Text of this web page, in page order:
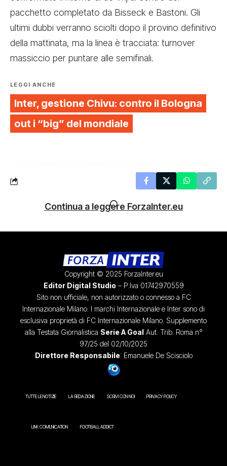
pacchetto completato da Bisseck e Bastoni. Gli
ultimi dubbi verranno sciolti dopo il provino definitivo
della mattinata, ma la linea è tracciata: turnover
massiccio per puntare alle semifinali.
LEGGI ANCHE
Inter, gestione Chivu: contro il Bologna
out i “big” del mondiale
Continua a leggere ForzaInter.eu
Copyright © 2025 ForzaInter.eu
Editor Digital Studio – P.Iva 01742970559
Sito non ufficiale, non autorizzato o connesso a FC
Internazionale Milano. I marchi Internazionale e Inter sono di
esclusiva proprietà di FC Internazionale Milano. Supplemento
alla Testata Giornalistica Serie A GoalAut. Trib. Roma n°
97/25 del 02/10/2025
Direttore Responsabile: Emanuele De Scisciolo
TUTTE LE NOTIZIE LA REDAZIONE SCRIVI CON NOI PRIVACY POLICY
LINK COMUNICATION FOOTBALL ADDICT